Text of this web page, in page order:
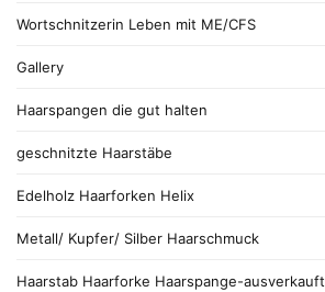
Wortschnitzerin Leben mit ME/CFS
Gallery
Haarspangen die gut halten
geschnitzte Haarstäbe
Edelholz Haarforken Helix
Metall/ Kupfer/ Silber Haarschmuck
Haarstab Haarforke Haarspange-ausverkauft